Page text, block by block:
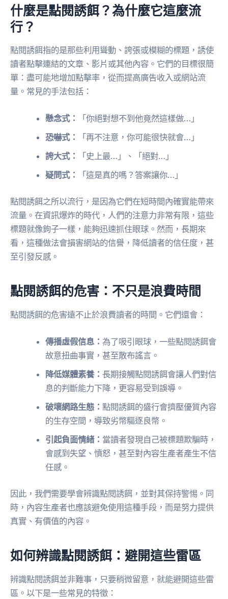
什麼是點閱誘餌？為什麼它這麼流
行？
點閱誘餌指的是那些利用聳動、誇張或模糊的標題，誘使
讀者點擊連結的文章、影片或其他內容。它們的目標很簡
單：盡可能地增加點擊率，從而提高廣告收入或網站流
量。常見的手法包括：
懸念式：
「你絕對想不到他竟然這樣做…」
恐嚇式：
「再不注意，你可能很快就會…」
誇大式：
「史上最…」、「絕對…」
疑問式：
「這是真的嗎？答案讓你…」
點閱誘餌之所以流行，是因為它們在短時間內確實能帶來
流量。在資訊爆炸的時代，人們的注意力非常有限，這些
標題就像鉤子一樣，能夠迅速抓住眼球。然而，長期來
看，這種做法會損害網站的信譽，降低讀者的信任度，甚
至引發反感。
點閱誘餌的危害：不只是浪費時間
點閱誘餌的危害遠不止於浪費讀者的時間。它們還會：
傳播虛假信息：為了吸引眼球，一些點閱誘餌會
故意扭曲事實，甚至散布謠言。
降低媒體素養： 長期接觸點閱誘餌會讓人們對信
息的判斷能力下降，更容易受到誤導。
破壞網路生態： 點閱誘餌的盛行會擠壓優質內容
的生存空間，導致劣幣驅逐良幣。
引起負面情緒： 當讀者發現自己被標題欺騙時，
會感到失望、憤怒，甚至對內容生產者產生不信
任感。
因此，我們需要學會辨識點閱誘餌，並對其保持警惕。同
時，內容生產者也應該避免使用這種手段，而是努力提供
真實、有價值的內容。
如何辨識點閱誘餌：避開這些雷區
辨識點閱誘餌並非難事，只要稍微留意，就能避開這些雷
區。以下是一些常見的特徵：